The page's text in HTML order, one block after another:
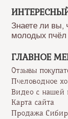
пчелы
пыльцу
Знаете ли вы,
молодых пчёл
ГЛАВНОЕ
Отзывы
Пчеловодное
Видео с нашей
Карта сайта
Продажа